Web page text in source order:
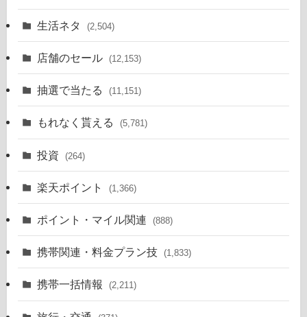
生活ネタ (2,504)
店舗のセール (12,153)
抽選で当たる (11,151)
もれなく貰える (5,781)
投資 (264)
楽天ポイント (1,366)
ポイント・マイル関連 (888)
携帯関連・料金プラン技 (1,833)
携帯一括情報 (2,211)